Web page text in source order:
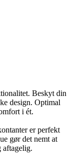
Beskyt din
design. Optimal
i ét.
er perfekt
gør det nemt at
aftagelig.